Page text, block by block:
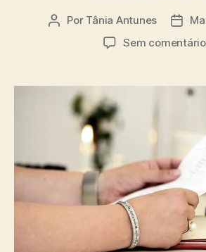
Autor
Por Tânia Antunes
Data
Sem